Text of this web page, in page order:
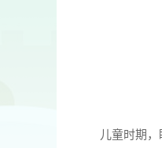
儿童时期